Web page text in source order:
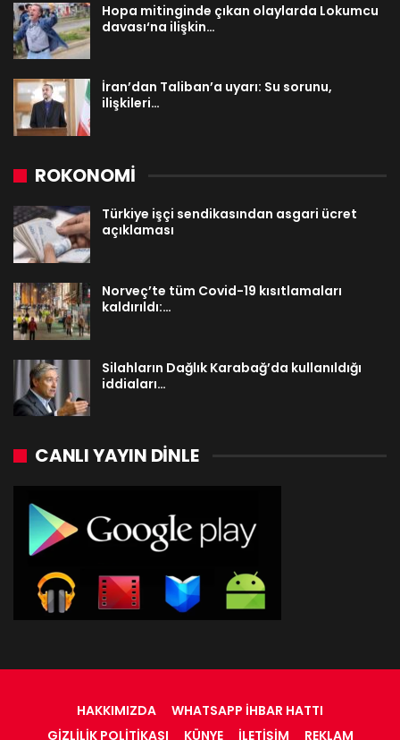
Hopa mitinginde çıkan olaylarda Lokumcu
davası‘na ilişkin…
İran’dan Taliban’a uyarı: Su sorunu,
ilişkileri…
ROKONOMİ
Türkiye işçi sendikasından asgari ücret
açıklaması
Norveç’te tüm Covid-19 kısıtlamaları
kaldırıldı:…
Silahların Dağlık Karabağ’da kullanıldığı
iddiaları…
CANLI YAYIN DINLE
HAKKIMIZDA
WHATSAPP İHBAR HATTI
GIZLILIK POLITIKASI
KÜNYE İLETIŞIM REKLAM